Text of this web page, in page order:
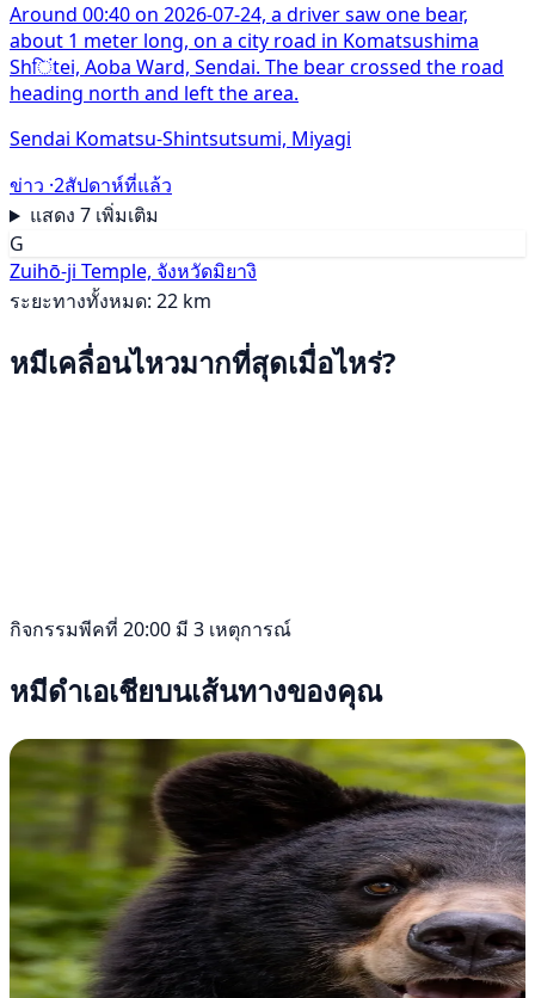
Around 00:40 on 2026-07-24, a driver saw one bear,
about 1 meter long, on a city road in Komatsushima
Shिंtei, Aoba Ward, Sendai. The bear crossed the road
heading north and left the area.
Sendai Komatsu-Shintsutsumi, Miyagi
ข่าว ·2สัปดาห์ที่แล้ว
แสดง 7 เพิ่มเติม
G
Zuihō-ji Temple, จังหวัดมิยางิ
ระยะทางทั้งหมด: 22 km
หมีเคลื่อนไหวมากที่สุดเมื่อไหร่?
กิจกรรมพีคที่ 20:00 มี 3 เหตุการณ์
หมีดำเอเชียบนเส้นทางของคุณ